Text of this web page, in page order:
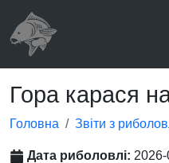
Гора карася
Головна Звіти з
Дата риболовлі: